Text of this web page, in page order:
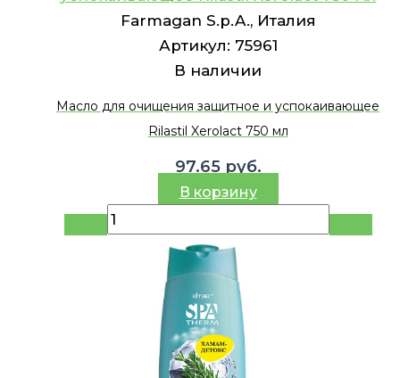
Farmagan S.p.A., Италия
Артикул: 75961
В наличии
Масло для очищения защитное и успокаивающее
Rilastil Xerolact 750 мл
97.65 руб.
В корзину